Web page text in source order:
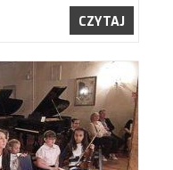
CZYTAJ